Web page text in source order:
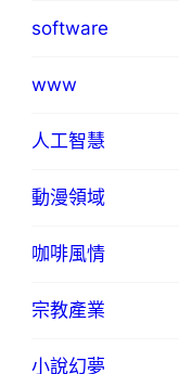
software
www
人工智慧
動漫領域
咖啡風情
宗教產業
小說幻夢